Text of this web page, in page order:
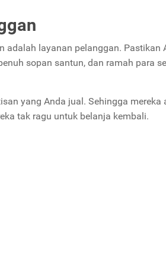
layanan pelanggan. Pastikan
sopan santun, dan ramah para
yang Anda jual. Sehingga mereka
tak ragu untuk belanja kembali.